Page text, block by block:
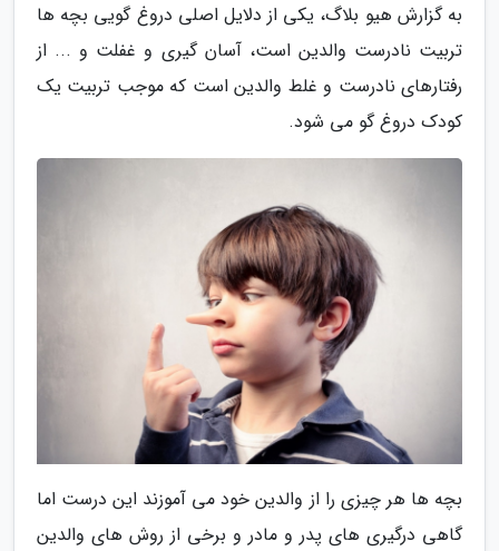
به گزارش هیو بلاگ، یکی از دلایل اصلی دروغ گویی بچه ها
تربیت نادرست والدین است، آسان گیری و غفلت و ... از
رفتارهای نادرست و غلط والدین است که موجب تربیت یک
کودک دروغ گو می شود.
بچه ها هر چیزی را از والدین خود می آموزند این درست اما
گاهی درگیری های پدر و مادر و برخی از روش های والدین